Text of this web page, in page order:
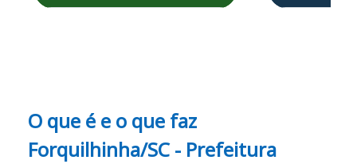
O que é e o que faz
Forquilhinha/SC - Prefeitura